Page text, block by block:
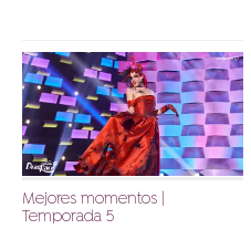
Mejores momentos |
Temporada 5